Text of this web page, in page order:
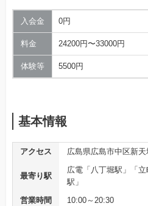
入会金 0円
料金 24200円〜33000円
体験等 5500円
基本情報
アクセス 広島県広島市中区新
最寄り駅
広電「八丁堀駅」「
駅」
営業時間
10:00～20:30